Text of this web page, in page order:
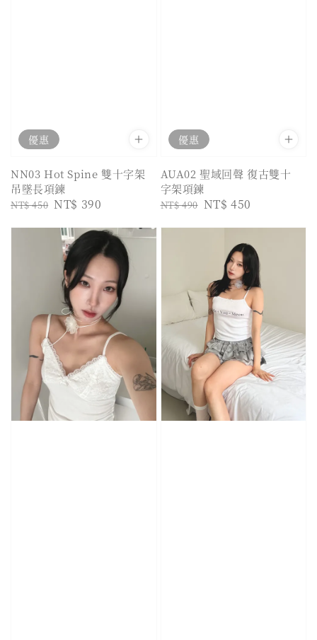
優惠
NN03 Hot Spine 雙十字架
吊墜長項鍊
Regular
NT$ 450 Sale
NT$ 390
優惠
AUA02 聖域回聲 復古雙十
字架項鍊
Regular
NT$ 490 Sale
NT$ 450